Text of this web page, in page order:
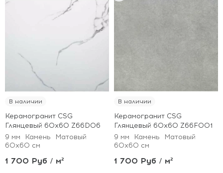
В наличии
Керамогранит CSG
Глянцевый 60x60 Z66D06
9 мм
Камень
Матовый
60x60 см
1 700 Руб / м²
В наличии
Керамогранит CSG
Глянцевый 60x60 Z66F001
9 мм
Камень
Матовый
60x60 см
1 700 Руб / м²